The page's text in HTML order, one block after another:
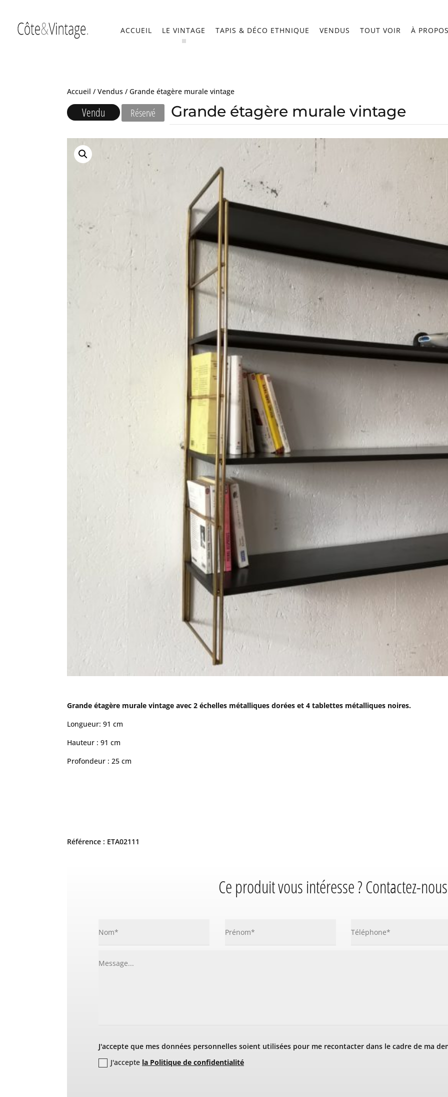
ACCUEIL LE VINTAGE TAPIS & DÉCO ETHNIQUE VENDUS TOUT VOIR À
Accueil /Vendus / Grande étagère murale vintage
Vendu Réservé Grande étagère murale vintage
Grande étagère murale vintage avec 2 échelles métalliques dorées et 4 tablettes métalliques noires.
Longueur: 91 cm
Hauteur : 91 cm
Profondeur : 25 cm
Référence : ETA02111
Ce produit vous intéresse ? Contactez-
J'accepte que mes données personnelles soient utilisées pour me recontacter dans le cadre de ma
J'accepte la Politique de confidentialité